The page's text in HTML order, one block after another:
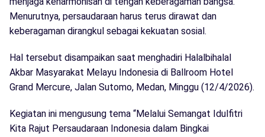
Menurutnya, persaudaraan harus terus dirawat dan
keberagaman dirangkul sebagai kekuatan sosial.
Hal tersebut disampaikan saat menghadiri Halalbihalal
Akbar Masyarakat Melayu Indonesia di Ballroom Hotel
Grand Mercure, Jalan Sutomo, Medan, Minggu (12/4/2026).
Kegiatan ini mengusung tema “Melalui Semangat Idulfitri
Kita Rajut Persaudaraan Indonesia dalam Bingkai